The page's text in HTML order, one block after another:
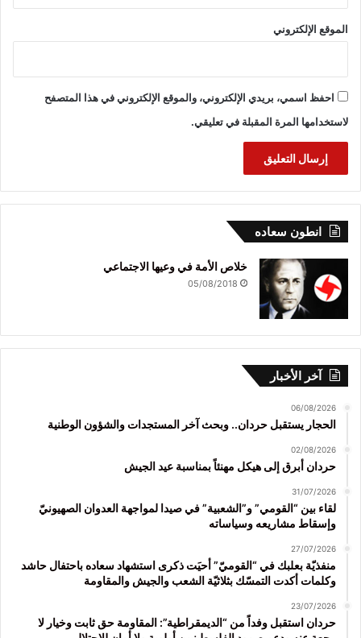
الموقع الإلكتروني
احفظ اسمي، بريدي الإلكتروني، والموقع الإلكتروني في هذا المتصفح
لاستخدامها المرة المقبلة في تعليقي.
انطون سعاده
خلاص الأمة في وعيها الاجتماعي
05/08/2018
آخر الأخبار
06/08/2026
الحجار يستقبل حردان.. وبحث آخر المستجدات والشؤون الوطنية
02/08/2026
حردان أبرق إلى هيكل مهنئاً بمناسبة عيد الجيش
31/07/2026
لقاء بين “القومي” و”الشعبية” في صيدا لمواجهة العدوان الصهيونيّ
وإسقاط مشاريعه وسياساته
27/07/2026
منفذيّة بعلبك في “القوميّ” أحيَت ذكرى استشهاد سعاده باحتفال حاشد
وكلمات أكدت التمسّك بثلاثيّة الشعب والجيش والمقاومة
23/07/2026
حردان استقبل وفداً من “الديمقراطية”: المقاومة حق ثابت وخيار لا